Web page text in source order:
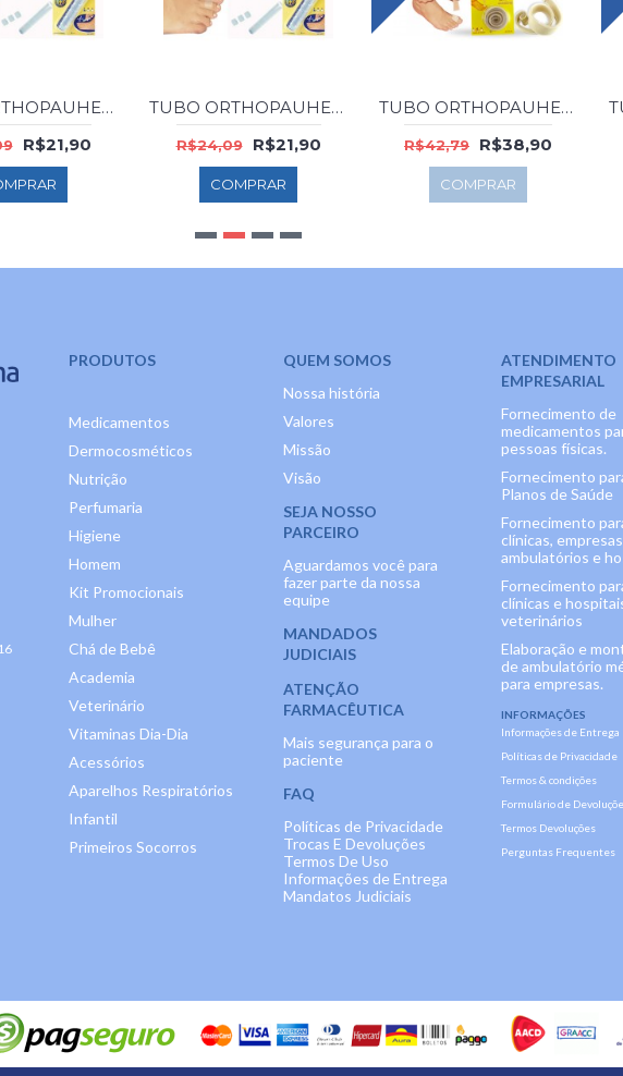
TUBO ORTHOPAUHER 4003 M RECO.P/CALOS SIL
R$21,90
TUBO ORTHOPAUHER 4003 P RECO.P/CALOS SIL
R$24,09 R$21,90
COMPRAR
TUBO ORTHOPAUHER SG-302G REC.S/MALHA S/R
R$42,79 R$38,90
COMPRAR
PRODUTOS
Medicamentos
Dermocosméticos
Nutrição
Perfumaria
Higiene
Homem
Kit Promocionais
Mulher
Chá de Bebê
Academia
Veterinário
Vitaminas Dia-Dia
Acessórios
Aparelhos Respiratórios
Infantil
Primeiros Socorros
QUEM SOMOS
Nossa história
Valores
Missão
Visão
SEJA NOSSO
PARCEIRO
Aguardamos você para
fazer parte da nossa
equipe
MANDADOS
JUDICIAIS
ATENÇÃO
FARMACÊUTICA
Mais segurança para o
paciente
FAQ
Políticas de Privacidade
Trocas E Devoluções
Termos De Uso
Informações de Entrega
Mandatos Judiciais
ATENDIMENTO
EMPRESARIAL
Fornecimento de
medicamentos
pessoas físicas.
Fornecimento
Planos de Saúde
Fornecimento
clínicas,
ambulatórios e
Fornecimento
clínicas e
veterinários
Elaboração e
de ambulatório
para empresas.
INFORMAÇÕES
Informações de Entrega
Políticas de Privacidade
Termos & condições
Formulário de
Termos Devoluções
Perguntas Frequentes